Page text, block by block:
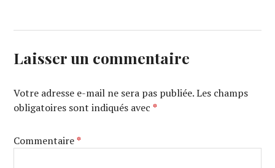
Laisser un commentaire
Votre adresse e-mail ne sera pas publiée. Les champs
obligatoires sont indiqués avec*
Commentaire*